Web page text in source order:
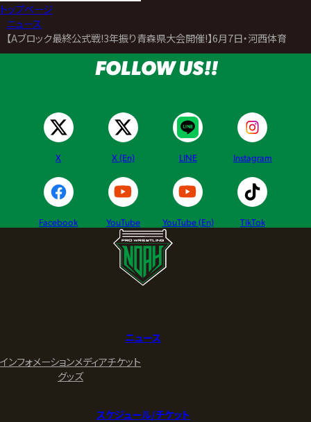
トップページ
ニュース
【Aブロック最終公式戦!3年振り青森県大会開催!】6月7日・河西体育セ
FOLLOW US!!
X X (En) LINE Instagram
Facebook YouTube YouTube (En) TikTok
ニュース
インフォメーションメディアチケット
グッズ
スケジュール/チケット